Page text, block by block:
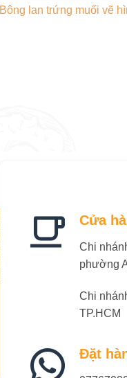
Bông lan trứng muối vẽ
Cửa
Chi
phường
Chi
TP.HCM
Đặt